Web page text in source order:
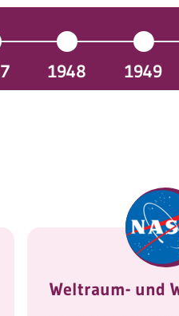
1948 1949
Weltraum- und